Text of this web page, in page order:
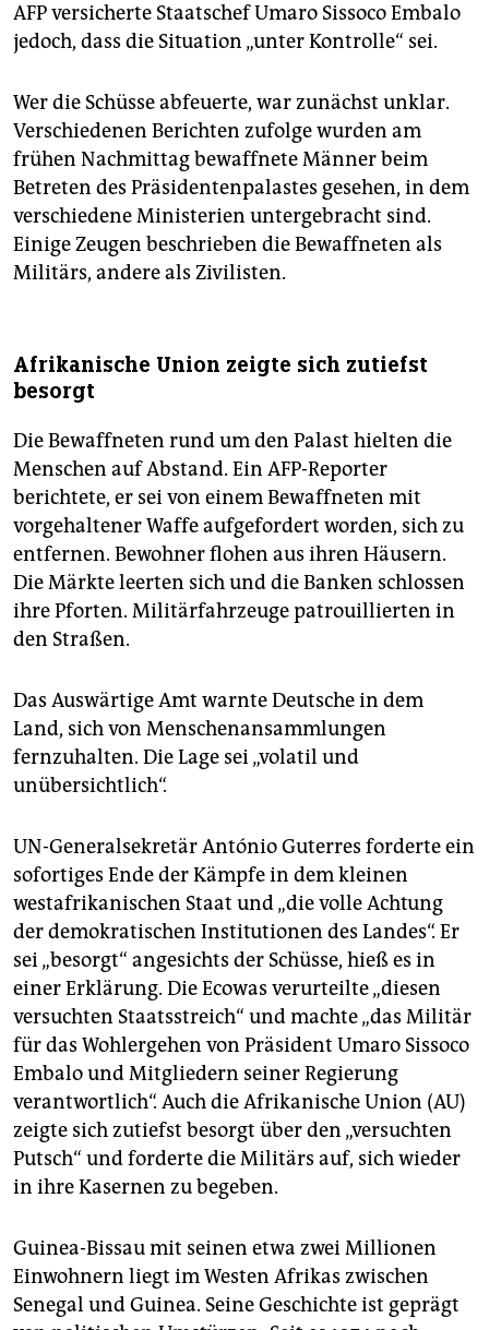
AFP versicherte Staatschef Umaro Sissoco Embalo
jedoch, dass die Situation „unter Kontrolle“ sei.
Wer die Schüsse abfeuerte, war zunächst unklar.
Verschiedenen Berichten zufolge wurden am
frühen Nachmittag bewaffnete Männer beim
Betreten des Präsidentenpalastes gesehen, in dem
verschiedene Ministerien untergebracht sind.
Einige Zeugen beschrieben die Bewaffneten als
Militärs, andere als Zivilisten.
Afrikanische Union zeigte sich zutiefst
besorgt
Die Bewaffneten rund um den Palast hielten die
Menschen auf Abstand. Ein AFP-Reporter
berichtete, er sei von einem Bewaffneten mit
vorgehaltener Waffe aufgefordert worden, sich zu
entfernen. Bewohner flohen aus ihren Häusern.
Die Märkte leerten sich und die Banken schlossen
ihre Pforten. Militärfahrzeuge patrouillierten in
den Straßen.
Das Auswärtige Amt warnte Deutsche in dem
Land, sich von Menschenansammlungen
fernzuhalten. Die Lage sei „volatil und
unübersichtlich“.
UN-Generalsekretär António Guterres forderte ein
sofortiges Ende der Kämpfe in dem kleinen
westafrikanischen Staat und „die volle Achtung
der demokratischen Institutionen des Landes“. Er
sei „besorgt“ angesichts der Schüsse, hieß es in
einer Erklärung. Die Ecowas verurteilte „diesen
versuchten Staatsstreich“ und machte „das Militär
für das Wohlergehen von Präsident Umaro Sissoco
Embalo und Mitgliedern seiner Regierung
verantwortlich“. Auch die Afrikanische Union (AU)
zeigte sich zutiefst besorgt über den „versuchten
Putsch“ und forderte die Militärs auf, sich wieder
in ihre Kasernen zu begeben.
Guinea-Bissau mit seinen etwa zwei Millionen
Einwohnern liegt im Westen Afrikas zwischen
Senegal und Guinea. Seine Geschichte ist geprägt